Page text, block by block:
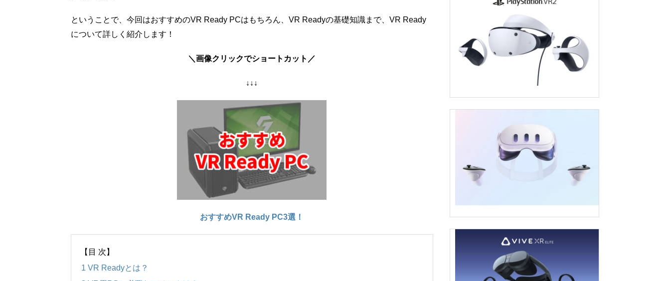
ということで、今回はおすすめのVR Ready PCはもちろん、VR Readyの基礎知識まで、VR Ready
について詳しく紹介します！
＼画像クリックでショートカット／
↓↓↓
おすすめVR Ready PC3選！
【目 次】
1 VR Readyとは？